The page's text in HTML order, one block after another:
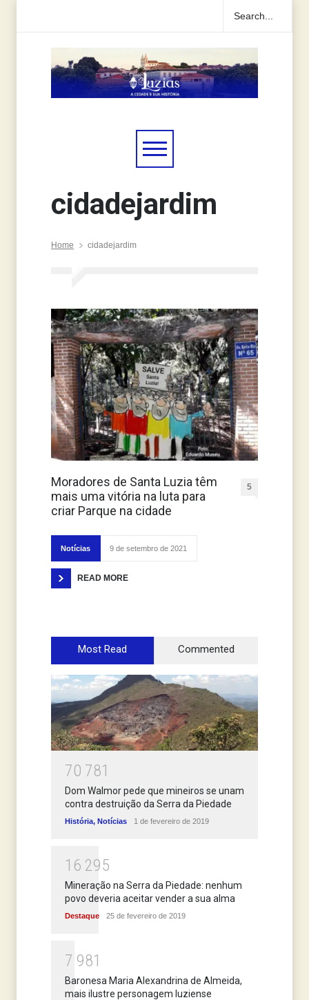
cidadejardim
Home cidadejardim
Moradores de Santa Luzia têm
mais uma vitória na luta para
criar Parque na cidade
5
Notícias 9 de setembro de 2021
READ MORE
Most Read Commented
70 781
Dom Walmor pede que mineiros se unam
contra destruição da Serra da Piedade
História, Notícias 1 de fevereiro de 2019
1 6 295
Mineração na Serra da Piedade: nenhum
povo deveria aceitar vender a sua alma
Destaque 25 de fevereiro de 2019
7 981
Baronesa Maria Alexandrina de Almeida,
mais ilustre personagem luziense